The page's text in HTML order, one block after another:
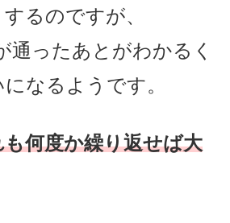
るのですが、
通ったあとがわかるく
なるようです。
何度か繰り返せば大